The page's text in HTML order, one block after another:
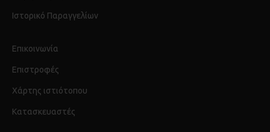
Ιστορικό Παραγγελίων
Επικοινωνία
Επιστροφές
Χάρτης ιστιότοπου
Κατασκευαστές